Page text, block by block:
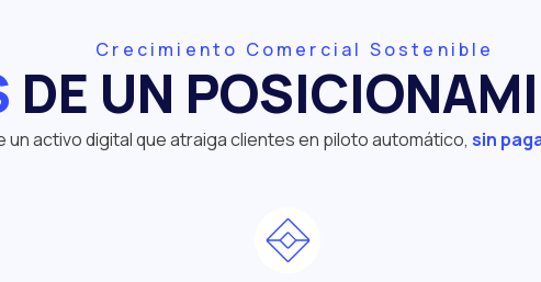
Crecimiento Comercial Sostenible
DE UN
un activo digital que atraiga clientes en piloto automático, sin